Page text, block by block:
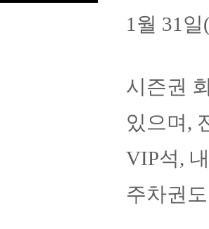
1월 31
시즌권
있으며,
VIP석,
주차권